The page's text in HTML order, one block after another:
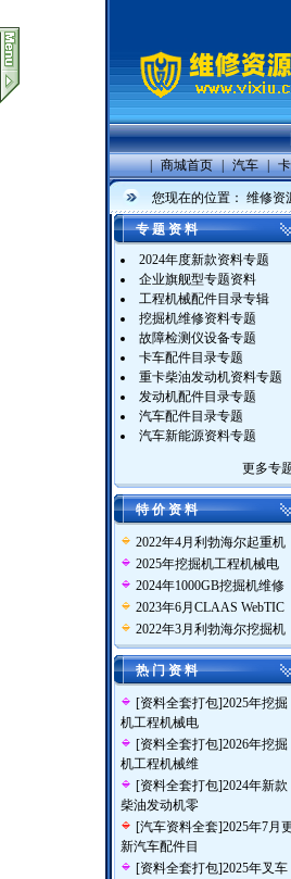
| 商城首页 | 汽车 |
您现在的位置： 维修资
专 题 资 料
2024年度新款资料专题
企业旗舰型专题资料
工程机械配件目录专辑
挖掘机维修资料专题
故障检测仪设备专题
卡车配件目录专题
重卡柴油发动机资料专题
发动机配件目录专题
汽车配件目录专题
汽车新能源资料专题
更多专
特 价 资 料
2022年4月利勃海尔起重机
2025年挖掘机工程机械电
2024年1000GB挖掘机维修
2023年6月CLAAS WebTIC
2022年3月利勃海尔挖掘机
热 门 资 料
[资料全套打包]2025年挖掘
机工程机械电
[资料全套打包]2026年挖掘
机工程机械维
[资料全套打包]2024年新款
柴油发动机零
[汽车资料全套]2025年7月
新汽车配件目
[资料全套打包]2025年叉车